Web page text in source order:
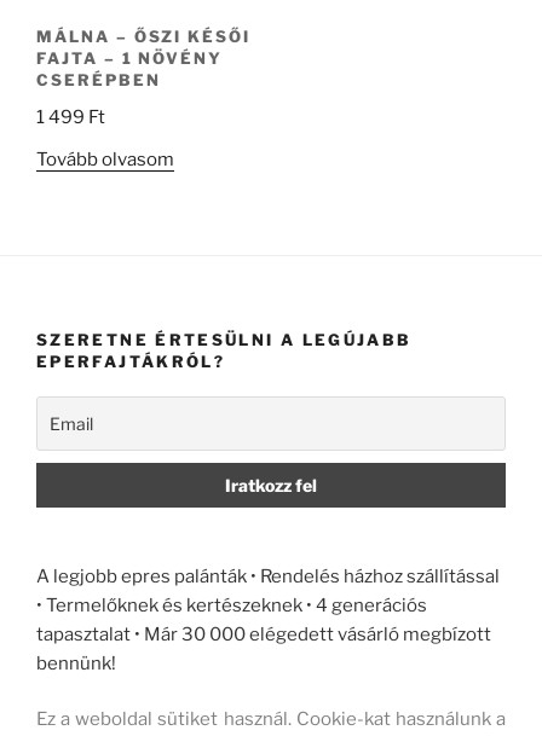
MÁLNA – ŐSZI KÉSŐI
FAJTA – 1 NÖVÉNY
CSERÉPBEN
1 499 Ft
Tovább olvasom
SZERETNE ÉRTESÜLNI A LEGÚJABB
EPERFAJTÁKRÓL?
A legjobb epres palánták • Rendelés házhoz szállítással
• Termelőknek és kertészeknek • 4 generációs
tapasztalat • Már 30 000 elégedett vásárló megbízott
bennünk!
Ez a weboldal sütiket használ. Cookie-kat használunk a